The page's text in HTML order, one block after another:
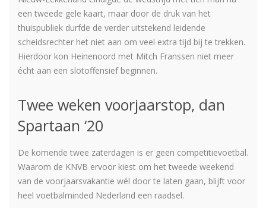
een tweede gele kaart, maar door de druk van het
thuispubliek durfde de verder uitstekend leidende
scheidsrechter het niet aan om veel extra tijd bij te trekken.
Hierdoor kon Heinenoord met Mitch Franssen niet meer
écht aan een slotoffensief beginnen.
Twee weken voorjaarstop, dan
Spartaan ‘20
De komende twee zaterdagen is er geen competitievoetbal.
Waarom de KNVB ervoor kiest om het tweede weekend
van de voorjaarsvakantie wél door te laten gaan, blijft voor
heel voetbalminded Nederland een raadsel.